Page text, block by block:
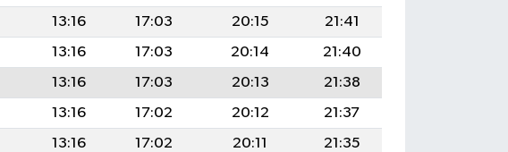
13:16 17:03 20:15
21:41
13:16 17:03 20:14
21:40
13:16 17:03 20:13
21:38
13:16 17:02 20:12
21:37
13:16 17:02 20:11
21:35